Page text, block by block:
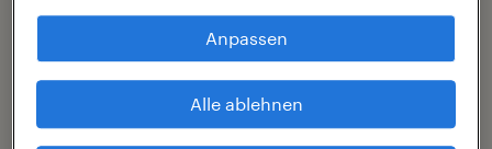
Anpassen
Alle ablehnen